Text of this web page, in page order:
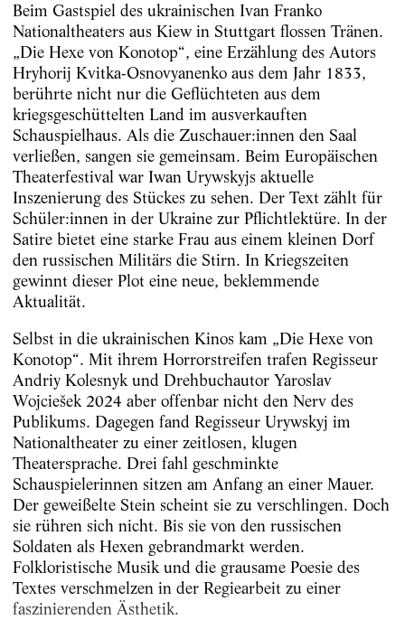
Beim Gastspiel des ukrainischen Ivan Franko
Nationaltheaters aus Kiew in Stuttgart flossen Tränen.
„Die Hexe von Konotop“, eine Erzählung des Autors
Hryhorij Kvitka-Osnovyanenko aus dem Jahr 1833,
berührte nicht nur die Geflüchteten aus dem
kriegsgeschüttelten Land im ausverkauften
Schauspielhaus. Als die Zuschauer:innen den Saal
verließen, sangen sie gemeinsam. Beim Europäischen
Theaterfestival war Iwan Urywskyjs aktuelle
Inszenierung des Stückes zu sehen. Der Text zählt für
Schüler:innen in der Ukraine zur Pflichtlektüre. In der
Satire bietet eine starke Frau aus einem kleinen Dorf
den russischen Militärs die Stirn. In Kriegszeiten
gewinnt dieser Plot eine neue, beklemmende
Aktualität.
Selbst in die ukrainischen Kinos kam „Die Hexe von
Konotop“. Mit ihrem Horrorstreifen trafen Regisseur
Andriy Kolesnyk und Drehbuchautor Yaroslav
Wojciešek 2024 aber offenbar nicht den Nerv des
Publikums. Dagegen fand Regisseur Urywskyj im
Nationaltheater zu einer zeitlosen, klugen
Theatersprache. Drei fahl geschminkte
Schauspielerinnen sitzen am Anfang an einer Mauer.
Der geweißelte Stein scheint sie zu verschlingen. Doch
sie rühren sich nicht. Bis sie von den russischen
Soldaten als Hexen gebrandmarkt werden.
Folkloristische Musik und die grausame Poesie des
Textes verschmelzen in der Regiearbeit zu einer
faszinierenden Ästhetik.